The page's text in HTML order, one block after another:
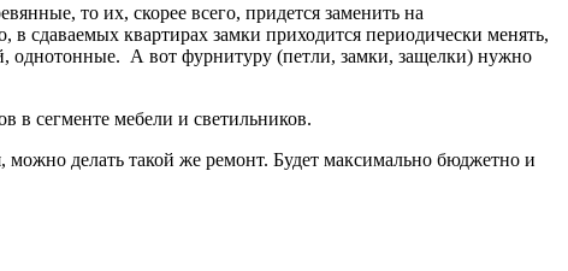
то их, скорее всего, придется заменить на
сдаваемых квартирах замки приходится периодически менять,
однотонные. А вот фурнитуру (петли, замки, защелки) нужно
в сегменте мебели и светильников.
делать такой же ремонт. Будет максимально бюджетно и